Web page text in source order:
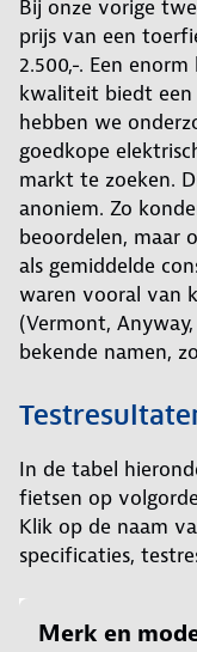
Bij onze vorige
prijs van een
2.500,-. Een
kwaliteit biedt een
hebben we
goedkope
markt te zoeken.
anoniem. Zo
beoordelen, maar
als gemiddelde
waren vooral van
(Vermont,
bekende namen,
In de tabel
fietsen op
Klik op de naam
specificaties,
Merk en